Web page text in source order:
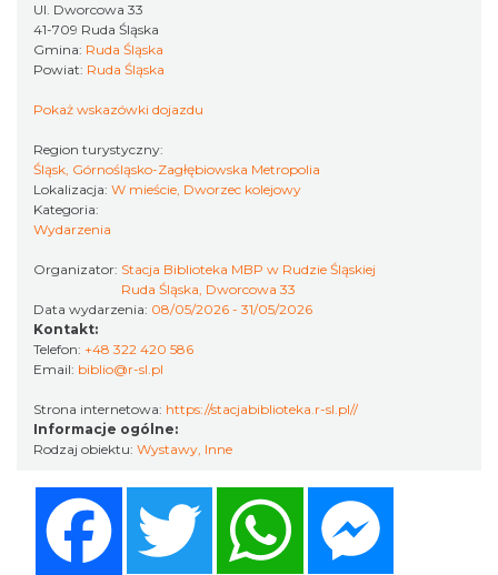
Kult – Pomarańczowa Trasa 2026
10.17 km
Myslovitz - Sentymentalny powrót do lat
2000
Katowice
Ul. Dworcowa 33
41-709 Ruda Śląska
Gmina: Ruda Śląska
Powiat: Ruda Śląska
Pokaż wskazówki dojazdu
Region turystyczny:
Śląsk, Górnośląsko-Zagłębiowska Metropolia
Lokalizacja: W mieście, Dworzec kolejowy
Kategoria:
Wydarzenia
Organizator: Stacja Biblioteka MBP w Rudzie Śląskiej
Ruda Śląska, Dworcowa 33
Data wydarzenia: 08/05/2026 - 31/05/2026
Kontakt:
Telefon: +48 322 420 586
Email: biblio@r-sl.pl
Strona internetowa: https://stacjabiblioteka.r-sl.pl//
Informacje ogólne:
Rodzaj obiektu: Wystawy, Inne
Twitter WhatsApp